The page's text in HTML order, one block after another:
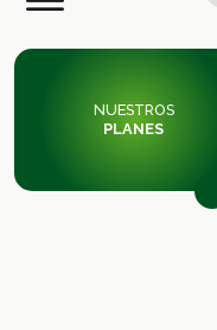
NUESTROS
PLANES